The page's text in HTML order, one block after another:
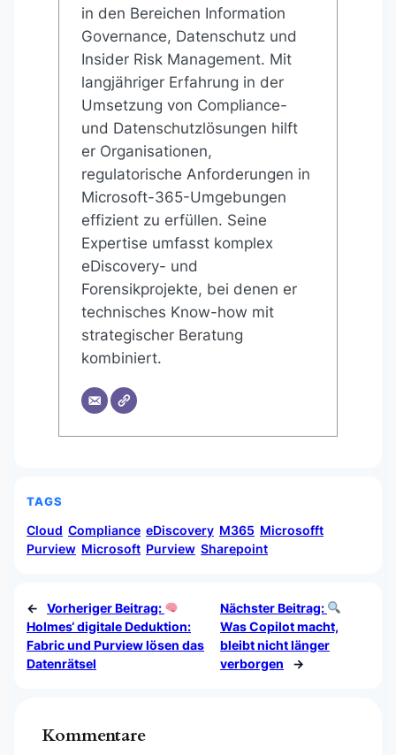
in den Bereichen Information
Governance, Datenschutz und
Insider Risk Management. Mit
langjähriger Erfahrung in der
Umsetzung von Compliance-
und Datenschutzlösungen hilft
er Organisationen,
regulatorische Anforderungen in
Microsoft-365-Umgebungen
effizient zu erfüllen. Seine
Expertise umfasst komplex
eDiscovery- und
Forensikprojekte, bei denen er
technisches Know-how mit
strategischer Beratung
kombiniert.
TAGS
Cloud Compliance eDiscovery M365 Microsofft
Purview Microsoft Purview Sharepoint
←
Vorheriger Beitrag:
Holmes‘ digitale Deduktion:
Fabric und Purview lösen das
Datenrätsel
Nächster Beitrag:
Was Copilot macht,
bleibt nicht länger
verborgen
→
Kommentare